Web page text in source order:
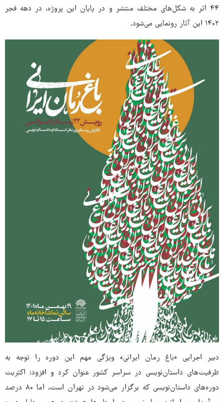
۴۴ اثر به شکل‌های مختلف منتشر و در پایان این پروژه، در دهه فجر
۱۴۰۲ این آثار رونمایی می‌شود.
دبیر اجرایی «باغ رمان ایرانی» ویژگی مهم این دوره را توجه به
ظرفیت‌های داستان‌نویسی در سراسر کشور عنوان کرد و افزود: اکثریت
دوره‌های داستان‌نویسی که برگزار می‌شود در تهران است، اما ۸۰ درصد